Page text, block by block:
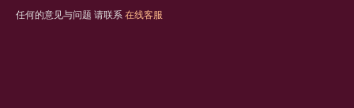
任何的意见与问题 请联系 在线客服